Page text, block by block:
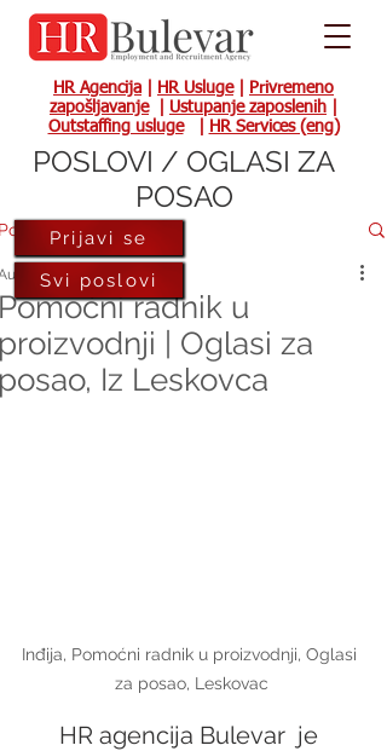
HR Agencija HR Usluge|
Privremeno
zapošljavanje| Ustupanje zaposlenih
Outstaffing usluge| HR Services (eng)
radnik u
| Oglasi za
Iz Leskovca
30, 2022
Inđija, Pomoćni radnik u proizvodnji, Oglasi
za posao, Leskovac
HR agencija Bulevar  je
Prijavi se
Svi poslovi
POSLOVI / OGLASI ZA
POSAO